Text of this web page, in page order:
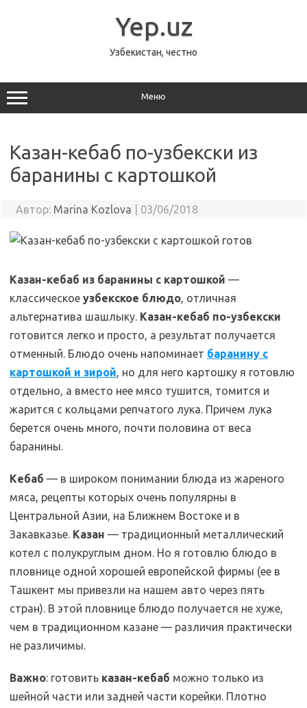
Yep.uz
Узбекистан, честно
Меню
Казан-кебаб по-узбекски из
баранины с картошкой
Автор: Marina Kozlova 03/06/2018
Казан-кебаб из баранины с картошкой —
классическое узбекское блюдо, отличная
альтернатива шашлыку. Казан-кебаб по-узбекски
готовится легко и просто, а результат получается
отменный. Блюдо очень напоминает баранину с
картошкой и зирой, но для него картошку я готовлю
отдельно, а вместо нее мясо тушится, томится и
жарится с кольцами репчатого лука. Причем лука
берется очень много, почти половина от веса
баранины.
Кебаб — в широком понимании блюда из жареного
мяса, рецепты которых очень популярны в
Центральной Азии, на Ближнем Востоке и в
Закавказье. Казан — традиционный металлический
котел с полукруглым дном. Но я готовлю блюдо в
пловнице одной хорошей европейской фирмы (ее в
Ташкент мы привезли на нашем авто через пять
стран). В этой пловнице блюдо получается не хуже,
чем в традиционном казане — различия практически
не различимы.
Важно: готовить казан-кебаб можно только из
шейной части или задней части корейки. Плотно